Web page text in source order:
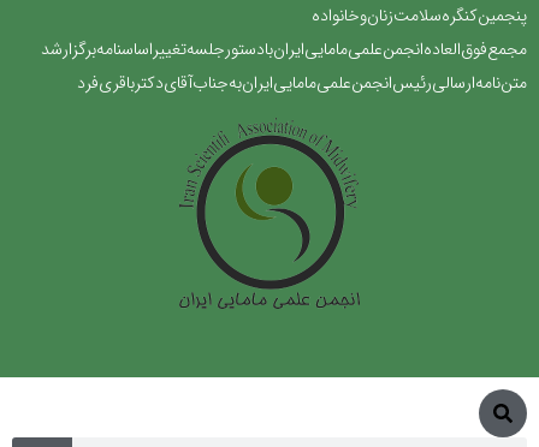
پنجمین کنگره سلامت زنان و خانواده
مجمع فوق العاده انجمن علمی مامایی ایران با دستور جلسه تغییر اساسنامه برگزار شد
متن نامه ارسالی رئیس انجمن علمی مامایی ایران به جناب آقای دکتر باقری فرد